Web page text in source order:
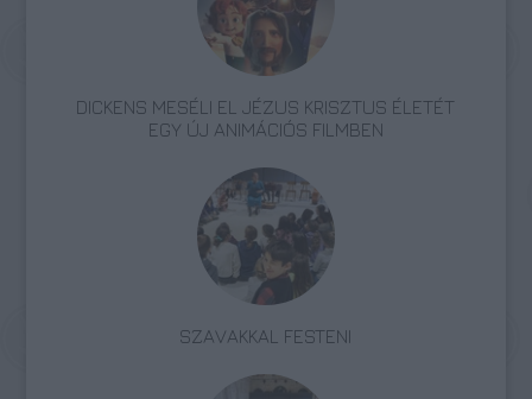
DICKENS MESÉLI EL JÉZUS KRISZTUS ÉLETÉT
EGY ÚJ ANIMÁCIÓS FILMBEN
SZAVAKKAL FESTENI